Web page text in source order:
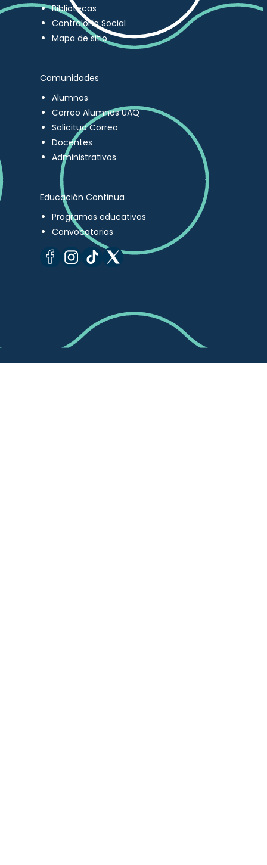
Bibliotecas
Contraloría Social
Mapa de sitio
Comunidades
Alumnos
Correo Alumnos UAQ
Solicitud Correo
Docentes
Administrativos
Educación Continua
Programas educativos
Convocatorias